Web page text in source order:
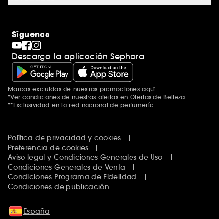
Descubrir Sephora
Código promocional Sephora
Rebajas
San Valentín
Día del Padre
Premio Sephora
Día de la Madre
Calendario Adviento
Singles' Day
Black Friday
Cyber Monday
Síguenos
Descarga la aplicación Sephora
Marcas excluidas de nuestras promocionesaquí.
*Ver condiciones de nuestras ofertas en Ofertas de Belleza.
**Exclusividad en la red nacional de perfumería.
Política de privacidad y cookies
Preferencia de cookies
Aviso legal y Condiciones Generales de Uso
Condiciones Generales de Venta
Condiciones Programa de Fidelidad
Condiciones de publicación
España